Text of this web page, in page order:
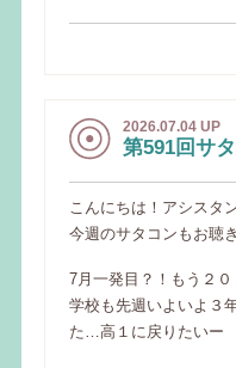
2026.07.04 UP
第591回サ
こんにちは！アシスタ
今週のサタコンもお聴
7月一発目？！もう２
学校も先週いよいよ３
た…高１に戻りたいー